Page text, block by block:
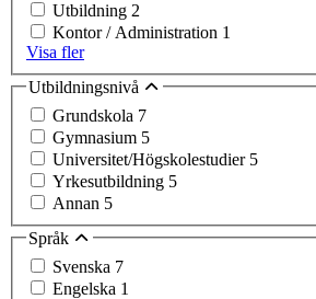
Utbildning 2
Kontor / Administration 1
Visa fler
Utbildningsnivå
Grundskola 7
Gymnasium 5
Universitet/Högskolestudier 5
Yrkesutbildning 5
Annan 5
Språk
Svenska 7
Engelska 1